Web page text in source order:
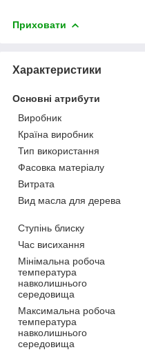
Приховати
Характеристики
Основні атрибути
Виробник
Країна виробник
Тип використання
Фасовка матеріалу
Витрата
Вид масла для дерева
Ступінь блиску
Час висихання
Мінімальна робоча
температура
навколишнього
середовища
Максимальна робоча
температура
навколишнього
середовища